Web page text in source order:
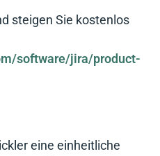
steigen Sie kostenlos
software/jira/product-
eine einheitliche